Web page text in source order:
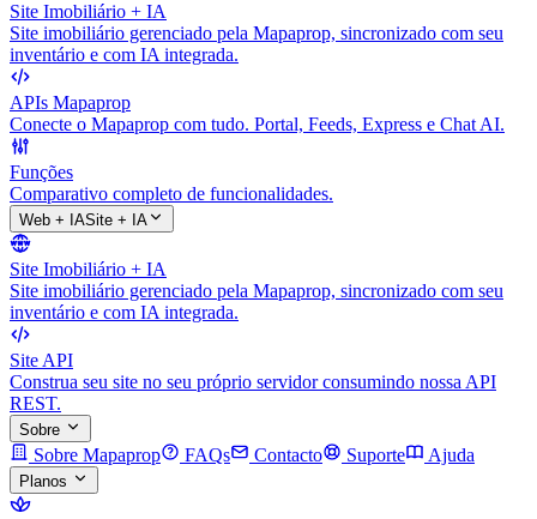
Site Imobiliário + IA
Site imobiliário gerenciado pela Mapaprop, sincronizado com seu
inventário e com IA integrada.
APIs Mapaprop
Conecte o Mapaprop com tudo. Portal, Feeds, Express e Chat AI.
Funções
Comparativo completo de funcionalidades.
Web + IASite + IA
Site Imobiliário + IA
Site imobiliário gerenciado pela Mapaprop, sincronizado com seu
inventário e com IA integrada.
Site API
Construa seu site no seu próprio servidor consumindo nossa API
REST.
Sobre
Sobre Mapaprop FAQs Contacto Suporte Ajuda
Planos